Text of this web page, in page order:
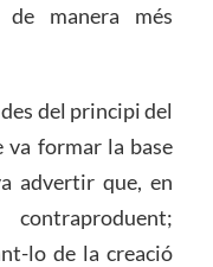
de manera més
del principi del
va formar la base
advertir que, en
lo de la creació